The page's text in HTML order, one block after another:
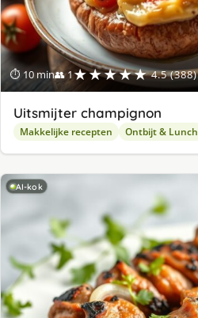
⏱ 10 min👥 1★★★★★ 4.5 (388)
Uitsmijter champignon
Makkelijke recepten Ontbijt & Lunch
AI-kok